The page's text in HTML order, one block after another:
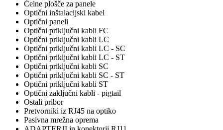
Čelne plošče za panele
Optični inštalacijski kabel
Optični paneli
Optični priključni kabli FC
Optični priključni kabli LC
Optični priključni kabli LC - SC
Optični priključni kabli LC - ST
Optični priključni kabli SC
Optični priključni kabli SC - ST
Optični priključni kabli ST
Optični zaključni kabli - pigtail
Ostali pribor
Pretvorniki iz RJ45 na optiko
Pasivna mrežna oprema